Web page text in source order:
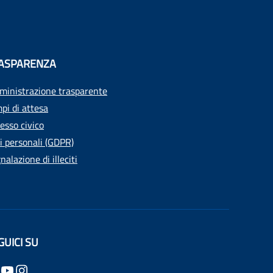
trasparente
di attesa
civico
personali (GDPR)
di illeciti
SU